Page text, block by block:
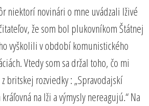
niektorí novinári o mne uvádzali lživé
že som bol plukovníkom Štátnej
vyškolili v období komunistického
Vtedy som sa držal toho, čo mi
britskej rozviedky : „Spravodajskí
na lži a výmysly nereagujú.“ Na